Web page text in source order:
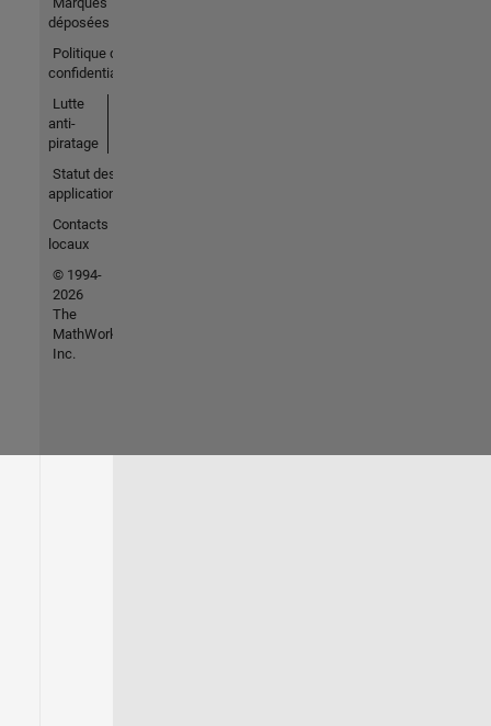
déposées
Politique de
confidentialité
Lutte
anti-
piratage
Statut des
applications
Contacts
locaux
© 1994-
2026
The
MathWorks,
Inc.